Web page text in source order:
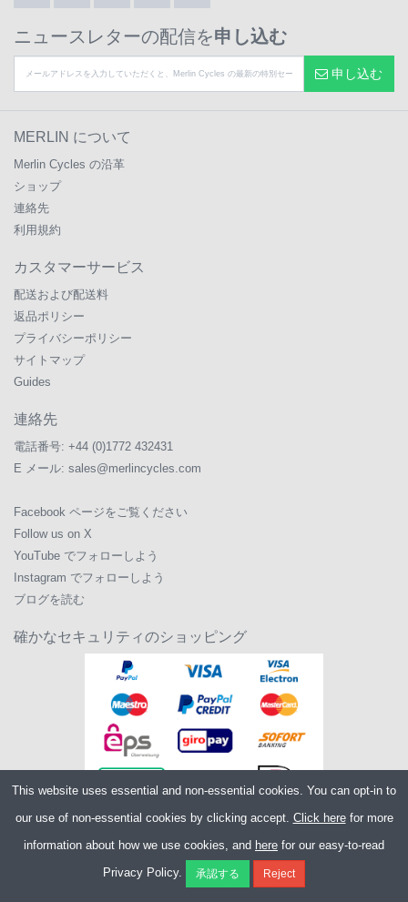
ニュースレターの配信を申し込む
申し込む
MERLIN について
Merlin Cycles の沿革
ショップ
連絡先
利用規約
カスタマーサービス
配送および配送料
返品ポリシー
プライバシーポリシー
サイトマップ
Guides
連絡先
電話番号: +44 (0)1772 432431
E メール: sales@merlincycles.com
Facebook ページをご覧ください
Follow us on X
YouTube でフォローしよう
Instagram でフォローしよう
ブログを読む
確かなセキュリティのショッピング
Merlin Cycles Ltd., Unit A4 Buckshaw Link, Ordnance Road,
Buckshaw Village, Chorley PR7 7EL United Kingdom
E メール: sales@merlincycles.com
This website uses essential and non-essential cookies. You can opt-in to
our use of non-essential cookies by clicking accept. Click herefor more
information about how we use cookies, and here for our easy-to-read
Privacy Policy.